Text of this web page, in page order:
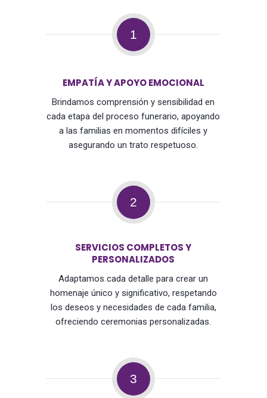
1
EMPATÍA Y APOYO EMOCIONAL
Brindamos comprensión y sensibilidad en
cada etapa del proceso funerario, apoyando
a las familias en momentos difíciles y
asegurando un trato respetuoso.
2
SERVICIOS COMPLETOS Y
PERSONALIZADOS
Adaptamos cada detalle para crear un
homenaje único y significativo, respetando
los deseos y necesidades de cada familia,
ofreciendo ceremonias personalizadas.
3